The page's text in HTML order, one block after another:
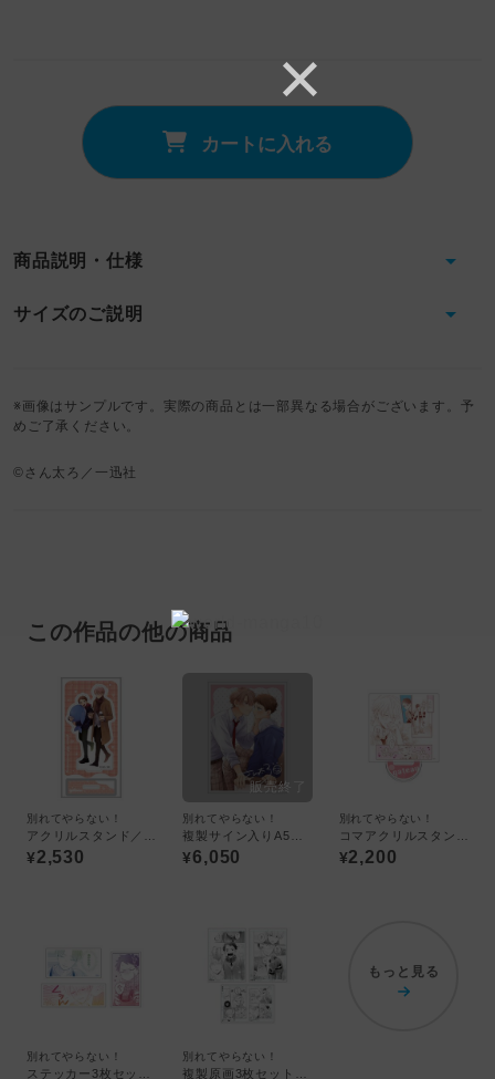
カートに入れる
商品説明・仕様
サイズのご説明
※画像はサンプルです。実際の商品とは一部異なる場合がございます。予
めご了承ください。
©さん太ろ／一迅社
この作品の他の商品
別れてやらない！
¥2,530
別れてやらない！
¥6,050
別れてやらない！
¥2,200
別れてやらない！ 別れてやらない！
もっと見る